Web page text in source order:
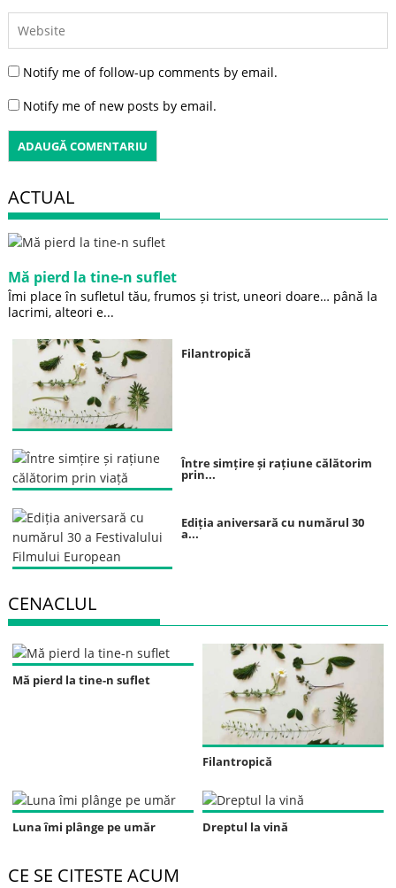
Notify me of follow-up comments by email.
Notify me of new posts by email.
ACTUAL
Mă pierd la tine-n suflet
Îmi place în sufletul tău, frumos și trist, uneori doare… până la
lacrimi, alteori e...
Filantropică
Între simțire și rațiune călătorim
prin...
Ediția aniversară cu numărul 30
a...
CENACLUL
Mă pierd la tine-n suflet
Filantropică
Luna îmi plânge pe umăr Dreptul la vină
CE SE CITESTE ACUM